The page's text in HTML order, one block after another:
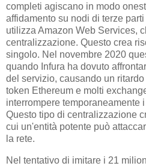
completi agiscano in modo
affidamento su nodi di terze
utilizza Amazon Web Services,
centralizzazione. Questo crea
singolo. Nel novembre 2020
quando Infura ha dovuto
del servizio, causando un
token Ethereum e molti
interrompere temporaneamente
Questo tipo di centralizzazione
cui un'entità potente può
la rete.
Nel tentativo di imitare i 21